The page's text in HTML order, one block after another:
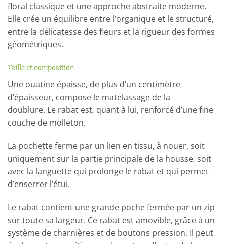
floral classique et une approche abstraite moderne.
Elle crée un équilibre entre l’organique et le structuré,
entre la délicatesse des fleurs et la rigueur des formes
géométriques.
Taille et composition
Une ouatine épaisse, de plus d’un centimètre
d’épaisseur, compose le matelassage de la
doublure. Le rabat est, quant à lui, renforcé d’une fine
couche de molleton.
La pochette ferme par un lien en tissu, à nouer, soit
uniquement sur la partie principale de la housse, soit
avec la languette qui prolonge le rabat et qui permet
d’enserrer l’étui.
Le rabat contient une grande poche fermée par un zip
sur toute sa largeur. Ce rabat est amovible, grâce à un
système de charnières et de boutons pression. Il peut